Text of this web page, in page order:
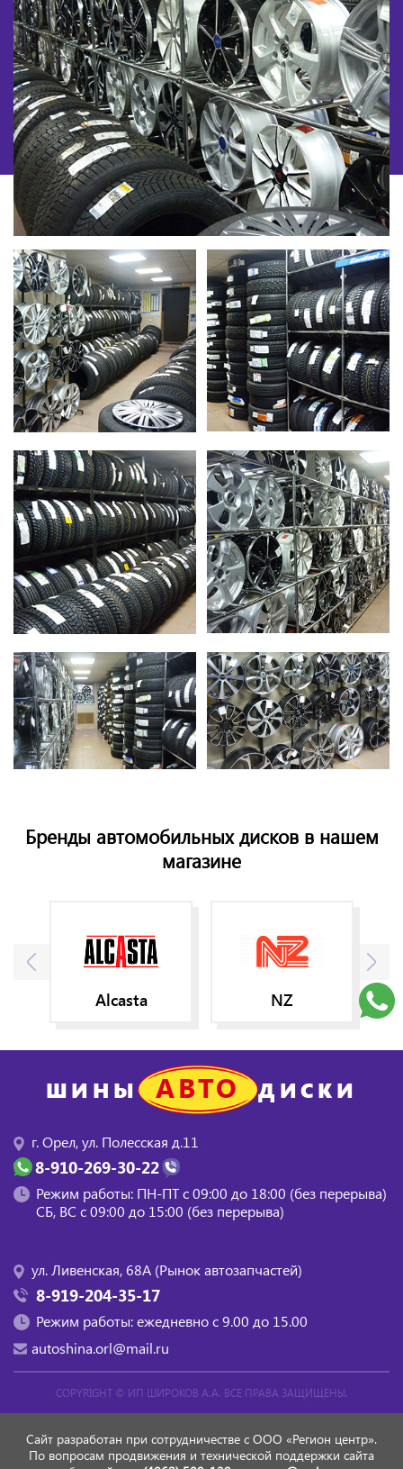
Бренды автомобильных дисков в нашем
магазине
Alcasta NZ
ШИНЫ АВТО ДИСКИ
г. Орел, ул. Полесская д.11
8-910-269-30-22
Режим работы: ПН-ПТ с 09:00 до 18:00 (без перерыва)
СБ, BC с 09:00 до 15:00 (без перерыва)
ул. Ливенская, 68А (Рынок автозапчастей)
8-919-204-35-17
Режим работы: ежедневно с 9.00 до 15.00
autoshina.orl@mail.ru
COPYRIGHT © ИП ШИРОКОВ А.А. ВСЕ ПРАВА ЗАЩИЩЕНЫ.
Сайт разработан при сотрудничестве с ООО «Регион центр».
По вопросам продвижения и технической поддержки сайта